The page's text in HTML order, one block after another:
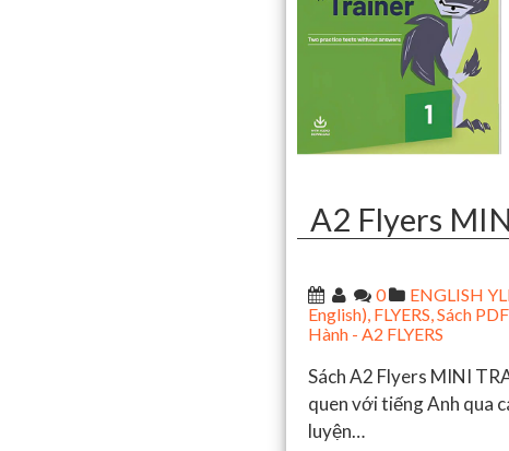
A2 Flyers
0
ENGLISH
English), FLYERS,Sách
Hành - A2 FLYERS
Sách A2 Flyers MINI
quen với tiếng Anh qua
luyện…